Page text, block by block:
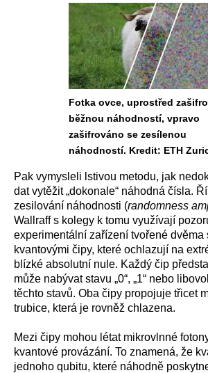
Fotka ovce, uprostřed
běžnou náhodností, vpravo
zašifrováno se zesílenou
náhodností. Kredit: ETH
Pak vymysleli lstivou metodu, jak
dat vytěžit „dokonale“ náhodná čísla.
zesilování náhodnosti (randomness
Wallraff s kolegy k tomu využívají
experimentální zařízení tvořené dvěma
kvantovými čipy, které ochlazují na
blízké absolutní nule. Každý čip
může nabývat stavu „0“, „1“ nebo
těchto stavů. Oba čipy propojuje třicet
trubice, která je rovněž chlazena.
Mezi čipy mohou létat mikrovlnné
kvantové provázání. To znamená, že
jednoho qubitu, které náhodně